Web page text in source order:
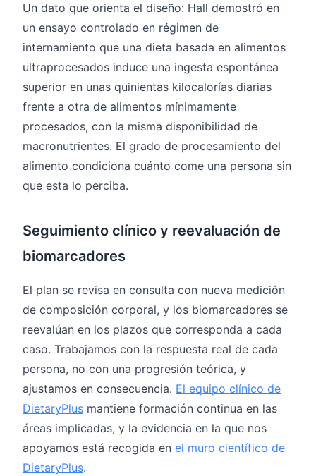
Un dato que orienta el diseño: Hall demostró en
un ensayo controlado en régimen de
internamiento que una dieta basada en alimentos
ultraprocesados induce una ingesta espontánea
superior en unas quinientas kilocalorías diarias
frente a otra de alimentos mínimamente
procesados, con la misma disponibilidad de
macronutrientes. El grado de procesamiento del
alimento condiciona cuánto come una persona sin
que esta lo perciba.
Seguimiento clínico y reevaluación de
biomarcadores
El plan se revisa en consulta con nueva medición
de composición corporal, y los biomarcadores se
reevalúan en los plazos que corresponda a cada
caso. Trabajamos con la respuesta real de cada
persona, no con una progresión teórica, y
ajustamos en consecuencia. El equipo clínico de
DietaryPlus mantiene formación continua en las
áreas implicadas, y la evidencia en la que nos
apoyamos está recogida en el muro científico de
DietaryPlus.